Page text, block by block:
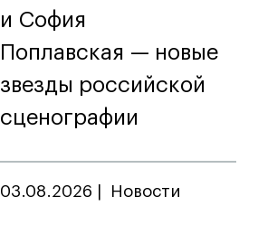
и София
Поплавская — новые
звезды российской
сценографии
03.08.2026 Новости